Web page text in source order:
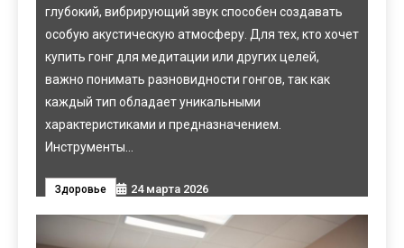
глубокий, вибрирующий звук способен создавать
особую акустическую атмосферу. Для тех, кто хочет
купить гонг для медитации или других целей,
важно понимать разновидности гонгов, так как
каждый тип обладает уникальными
характеристиками и предназначением.
Инструменты…
Здоровье 24 марта 2026